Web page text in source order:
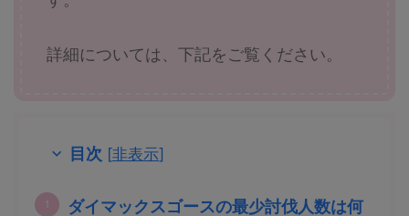
詳細については、下記をご覧ください。
目次 [非表示]
ダイマックスゴースの最少討伐人数は何